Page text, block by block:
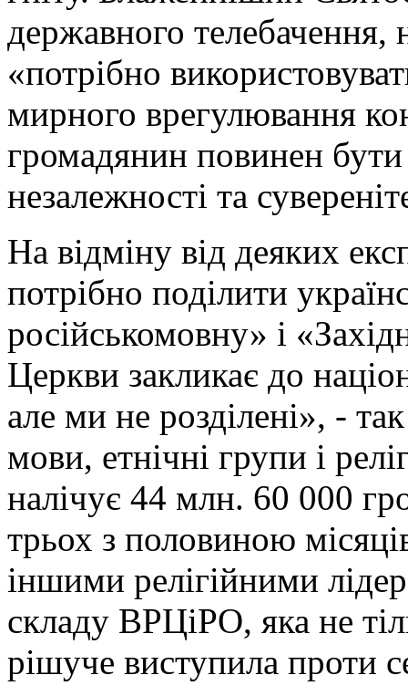
державного телебачення,
«потрібно
мирного врегулювання
громадянин повинен бути
незалежності та
На відміну від деяких
потрібно поділити
російськомовну» і
Церкви закликає до
але ми не розділені», -
мови, етнічні групи і
налічує 44 млн. 60 000
трьох з половиною
іншими релігійними
складу ВРЦіРО, яка не
рішуче виступила проти